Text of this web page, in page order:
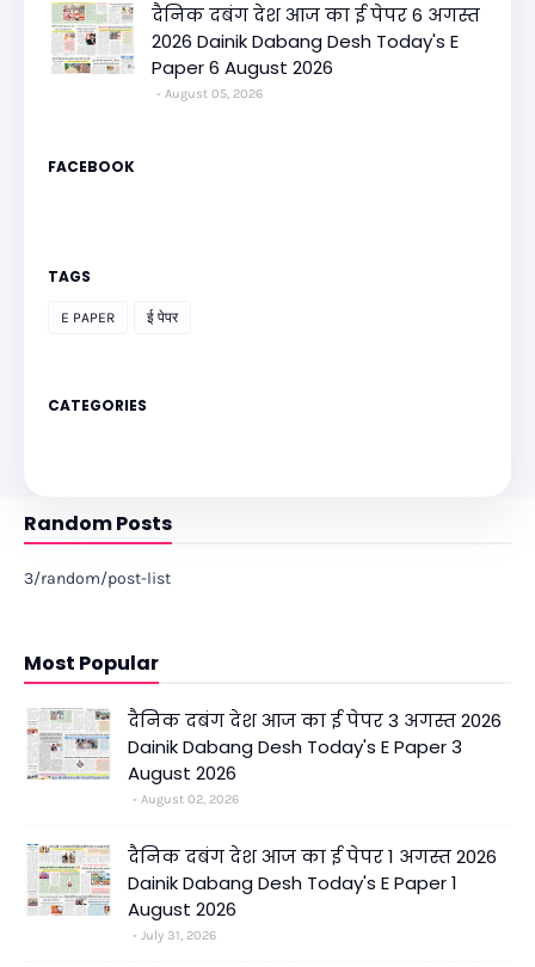
दैनिक दबंग देश आज का ई पेपर 6 अगस्त
2026 Dainik Dabang Desh Today's E
Paper 6 August 2026
August 05, 2026
FACEBOOK
TAGS
E PAPER ई पेपर
CATEGORIES
Random Posts
3/random/post-list
Most Popular
दैनिक दबंग देश आज का ई पेपर 3 अगस्त 2026
Dainik Dabang Desh Today's E Paper 3
August 2026
August 02, 2026
दैनिक दबंग देश आज का ई पेपर 1 अगस्त 2026
Dainik Dabang Desh Today's E Paper 1
August 2026
July 31, 2026